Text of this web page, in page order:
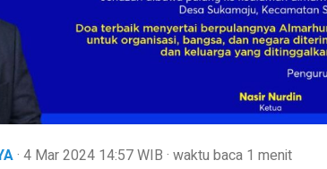
· 4 Mar 2024 14:57WIB · waktu baca 1 menit